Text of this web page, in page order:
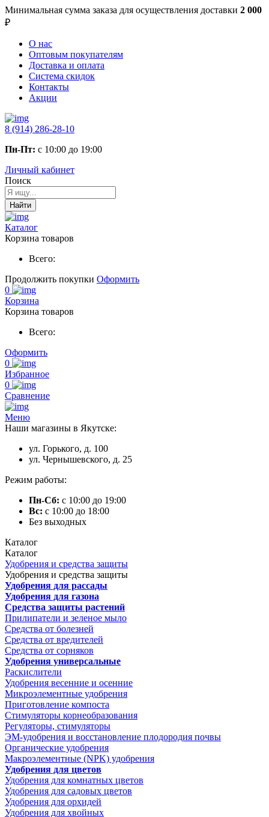
Минимальная сумма заказа для осуществления доставки 2 000
₽
О нас
Оптовым покупателям
Доставка и оплата
Система скидок
Контакты
Акции
8 (914) 286-28-10
Пн-Пт: с 10:00 до 19:00
Личный кабинет
Поиск
Найти
Каталог
Корзина товаров
Всего:
Продолжить покупки Оформить
0
Корзина
Корзина товаров
Всего:
Оформить
0
Избранное
0
Сравнение
Меню
Наши магазины в Якутске:
ул. Горького, д. 100
ул. Чернышевского, д. 25
Режим работы:
Пн-Сб: с 10:00 до 19:00
Вс: с 10:00 до 18:00
Без выходных
Каталог
Каталог
Удобрения и средства защиты
Удобрения и средства защиты
Удобрения для рассады
Удобрения для газона
Средства защиты растений
Прилипатели и зеленое мыло
Средства от болезней
Средства от вредителей
Средства от сорняков
Удобрения универсальные
Раскислители
Удобрения весенние и осенние
Микроэлементные удобрения
Приготовление компоста
Стимуляторы корнеобразования
Регуляторы, стимуляторы
ЭМ-удобрения и восстановление плодородия почвы
Органические удобрения
Макроэлементные (NPK) удобрения
Удобрения для цветов
Удобрения для комнатных цветов
Удобрения для садовых цветов
Удобрения для орхидей
Удобрения для хвойных